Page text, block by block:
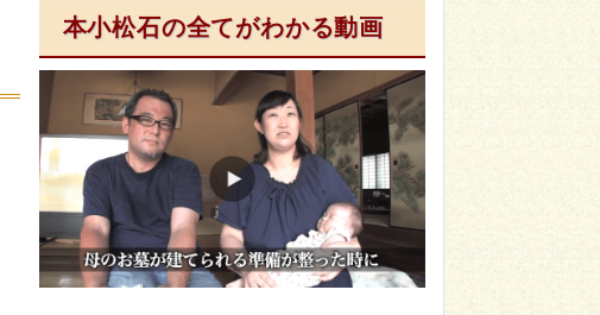
本小松石の全てがわかる動画